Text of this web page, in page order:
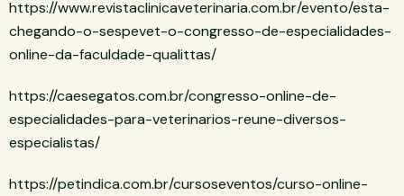
https://www.revistaclinicaveterinaria.com.br/evento/esta-
chegando-o-sespevet-o-congresso-de-especialidades-
online-da-faculdade-qualittas/
https://caesegatos.com.br/congresso-online-de-
especialidades-para-veterinarios-reune-diversos-
especialistas/
https://petindica.com.br/cursoseventos/curso-online-